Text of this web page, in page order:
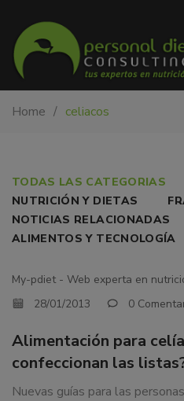
PDiet.com
y
Barcelona.
Mejoramos
la
nutrición
personas
y
nos
dedicamos
a
Home celiacos
ALIMENTACIÓN
PARA
CELÍACOS:
¿CÓMO
SE
CONFECCIONAN
LAS
LISTAS?
TODAS LAS CATEGORIAS
NUTRICIÓN Y DIETAS
NOTICIAS RELACIONADAS
ALIMENTOS Y TECNOLOGÍA
My-pdiet - Web experta en
28/01/2013
0
Alimentación para
confeccionan las
Nuevas guías para las